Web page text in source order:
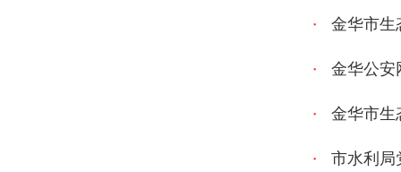
金华市生
金华公安
金华市生
市水利局